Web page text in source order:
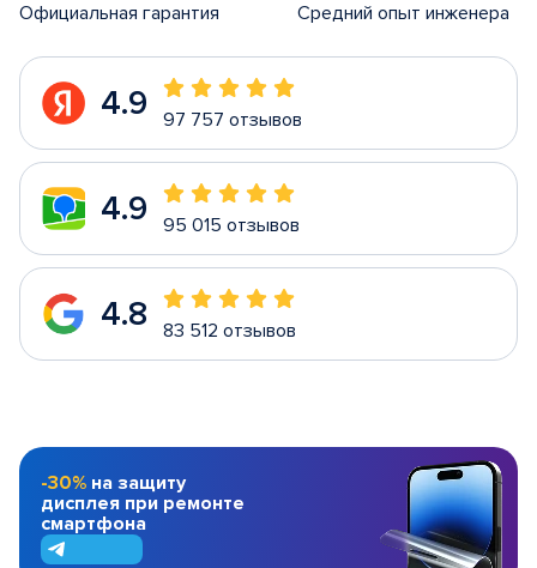
Официальная гарантия Средний опыт инженера
4.9 97 757 отзывов
4.9 95 015 отзывов
4.8 83 512 отзывов
-30% на защиту
дисплея при ремонте
смартфона